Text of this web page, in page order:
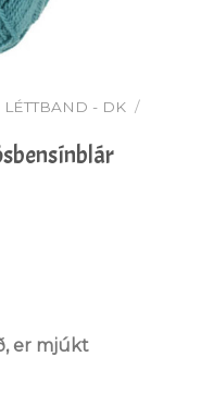
LÉTTBAND - DK /
er mjúkt